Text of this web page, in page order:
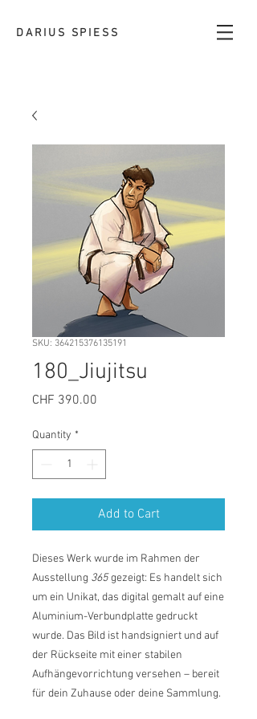
DARIUS SPIESS
SKU: 364215376135191
180_Jiujitsu
CHF 390.00
Quantity *
Add to Cart
Dieses Werk wurde im Rahmen der
Ausstellung 365gezeigt: Es handelt sich
um ein Unikat, das digital gemalt auf eine
Aluminium-Verbundplatte gedruckt
wurde. Das Bild ist handsigniert und auf
der Rückseite mit einer stabilen
Aufhängevorrichtung versehen – bereit
für dein Zuhause oder deine Sammlung.